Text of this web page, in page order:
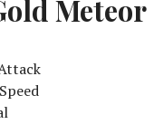
Meteor